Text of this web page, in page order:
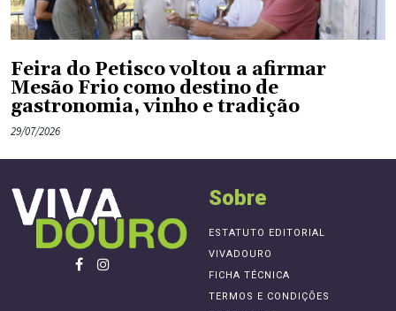
Feira do Petisco voltou a afirmar
Mesão Frio como destino de
gastronomia, vinho e tradição
29/07/2026
Sobre
ESTATUTO EDITORIAL
VIVADOURO
FICHA TÉCNICA
TERMOS E CONDIÇÕES